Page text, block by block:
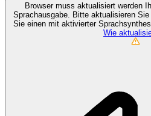
Browser muss aktualisiert werden
Sprachausgabe. Bitte aktualisieren
Sie einen mit aktivierter
Wie